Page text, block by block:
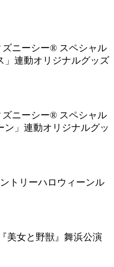
ニーシー® スペシャル
」連動オリジナルグッズ
ニーシー® スペシャル
ン」連動オリジナルグッ
トリーハロウィーンル
美女と野獣』舞浜公演